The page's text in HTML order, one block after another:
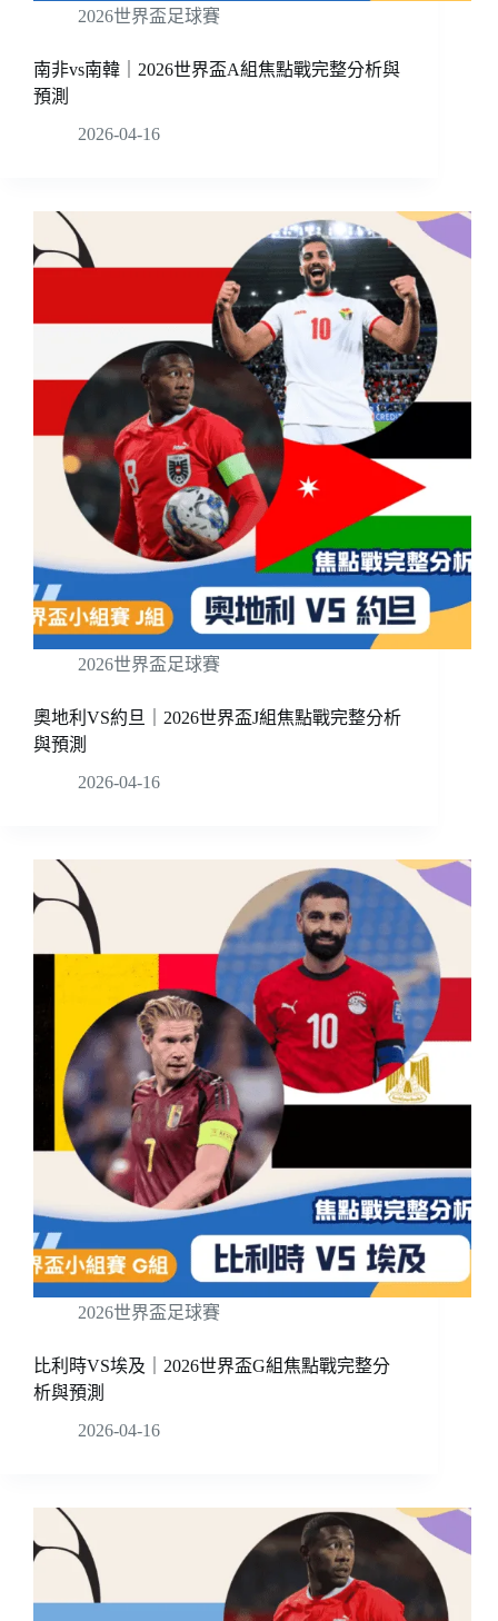
2026世界盃足球賽
南非vs南韓｜2026世界盃A組焦點戰完整分析與
預測
2026-04-16
2026世界盃足球賽
奧地利VS約旦｜2026世界盃J組焦點戰完整分析
與預測
2026-04-16
2026世界盃足球賽
比利時VS埃及｜2026世界盃G組焦點戰完整分
析與預測
2026-04-16